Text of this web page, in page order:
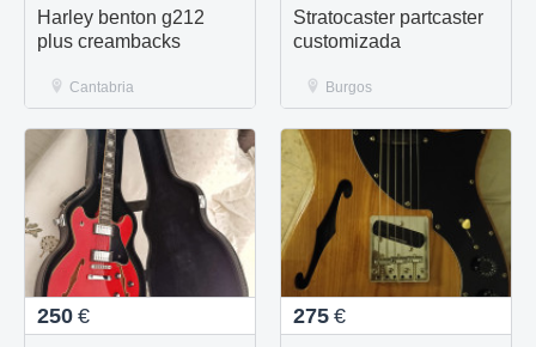
Harley benton g212
plus creambacks
Cantabria
Stratocaster partcaster
customizada
Burgos
250 € 275 €